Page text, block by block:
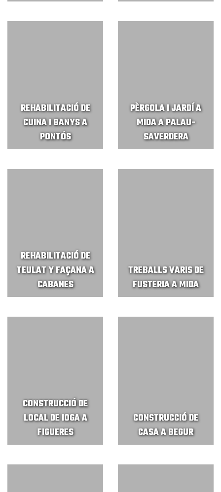
REHABILITACIÓ DE
CUINA I BANYS A
PONTÓS
PÈRGOLA I JARDÍ A
MIDA A PALAU-
SAVERDERA
REHABILITACIÓ DE
TEULAT Y FAÇANA A
CABANES
TREBALLS VARIS DE
FUSTERIA A MIDA
CONSTRUCCIÓ DE
LOCAL DE IOGA A
FIGUERES
CONSTRUCCIÓ DE
CASA A BEGUR